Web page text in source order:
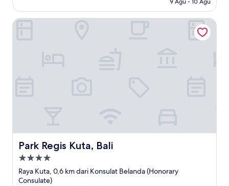
Park Regis Kuta, Bali
Park Regis Kuta, Bali
Properti
bintang
4.0
Raya Kuta, 0,6 km dari Konsulat Belanda (Honorary
Consulate)
Park Regis Kuta, Bali